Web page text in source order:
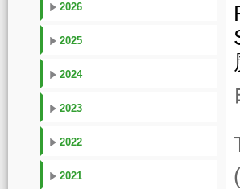
2026
2025
2024
2023
2022
2021